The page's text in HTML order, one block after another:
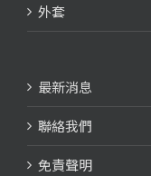
外套
最新消息
聯絡我們
免責聲明